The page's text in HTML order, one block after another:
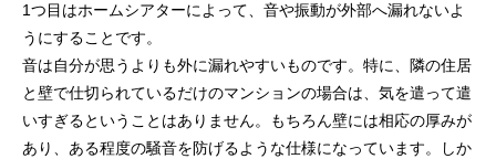
1つ目はホームシアターによって、音や振動が外部へ漏れないよ
うにすることです。
音は自分が思うよりも外に漏れやすいものです。特に、隣の住居
と壁で仕切られているだけのマンションの場合は、気を遣って遣
いすぎるということはありません。もちろん壁には相応の厚みが
あり、ある程度の騒音を防げるような仕様になっています。しか